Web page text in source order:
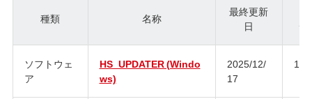
種類 名称
最終更新
日
ジ
ソフトウェ
ア
HS_UPDATER (Windo
ws)
2025/12/
17